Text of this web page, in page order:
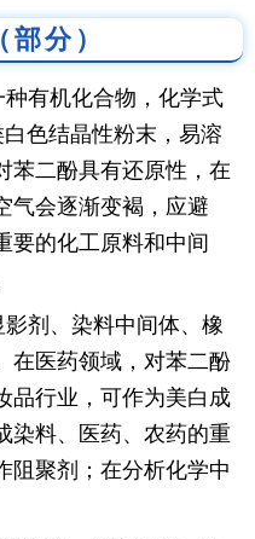
分）
有机化合物，化学式
色结晶性粉末，易溶
苯二酚具有还原性，在
气会逐渐变褐，应避
要的化工原料和中间
剂、染料中间体、橡
在医药领域，对苯二酚
品行业，可作为美白成
染料、医药、农药的重
阻聚剂；在分析化学中